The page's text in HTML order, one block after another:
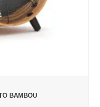
BAMBOU